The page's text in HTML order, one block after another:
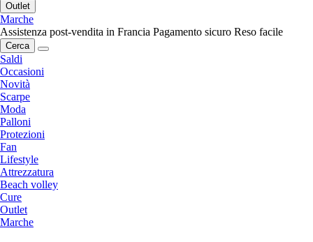
Outlet
Marche
Assistenza post-vendita in Francia Pagamento sicuro Reso facile
Cerca
Saldi
Occasioni
Novità
Scarpe
Moda
Palloni
Protezioni
Fan
Lifestyle
Attrezzatura
Beach volley
Cure
Outlet
Marche